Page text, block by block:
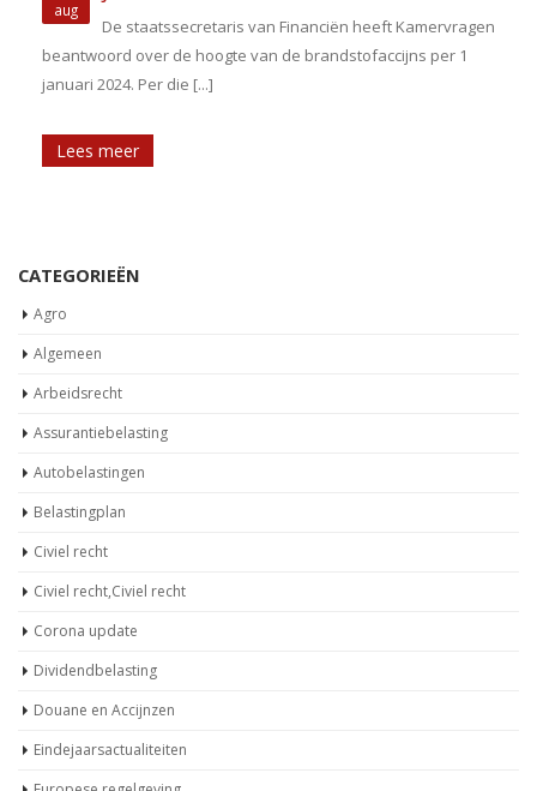
aug
De staatssecretaris van Financiën heeft Kamervragen
beantwoord over de hoogte van de brandstofaccijns per 1
januari 2024. Per die [...]
Lees meer
CATEGORIEËN
Agro
Algemeen
Arbeidsrecht
Assurantiebelasting
Autobelastingen
Belastingplan
Civiel recht
Civiel recht,Civiel recht
Corona update
Dividendbelasting
Douane en Accijnzen
Eindejaarsactualiteiten